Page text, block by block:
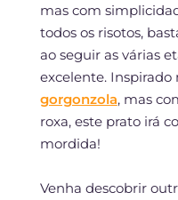
mas com
todos os risotos,
ao seguir as várias
excelente. Inspirado
gorgonzola, mas
roxa, este prato irá
mordida!
Venha descobrir